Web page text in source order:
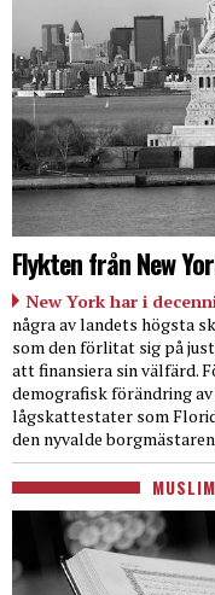
Flykten från New
New York har i
några av landets högsta
som den förlitat sig på
att finansiera sin välfärd.
demografisk förändring
lågskattestater som
den nyvalde